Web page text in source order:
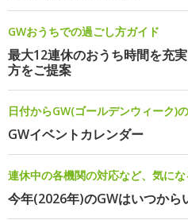
GWおうちでの過ごし方ガイド
最大12連休のおうち時間を充
方をご提案
日付からGW(ゴールデンウィーク)
GWイベントカレンダー
連休中の各機関の対応など、気に
今年(2026年)のGWはいつから